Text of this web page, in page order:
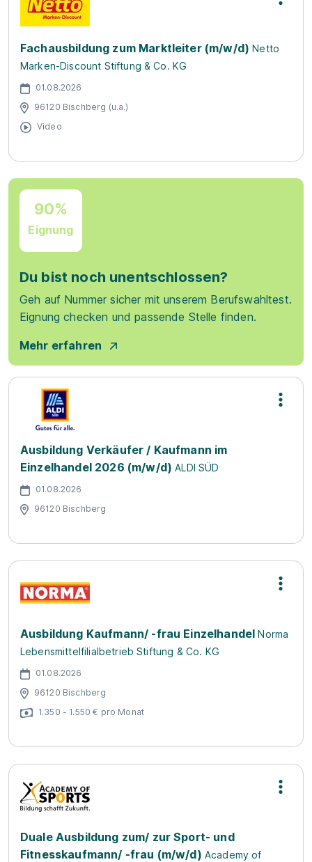
Fachausbildung zum Marktleiter (m/w/d) Netto
Marken-Discount Stiftung & Co. KG
01.08.2026
96120 Bischberg (u.a.)
Video
90%
Eignung
Du bist noch unentschlossen?
Geh auf Nummer sicher mit unserem Berufswahltest.
Eignung checken und passende Stelle finden.
Mehr erfahren
Ausbildung Verkäufer / Kaufmann im
Einzelhandel 2026 (m/w/d) ALDI SÜD
01.08.2026
96120 Bischberg
Ausbildung Kaufmann/ -frau Einzelhandel Norma
Lebensmittelfilialbetrieb Stiftung & Co. KG
01.08.2026
96120 Bischberg
1.350 - 1.550 € pro Monat
Duale Ausbildung zum/ zur Sport- und
Fitnesskaufmann/ -frau (m/w/d) Academy of